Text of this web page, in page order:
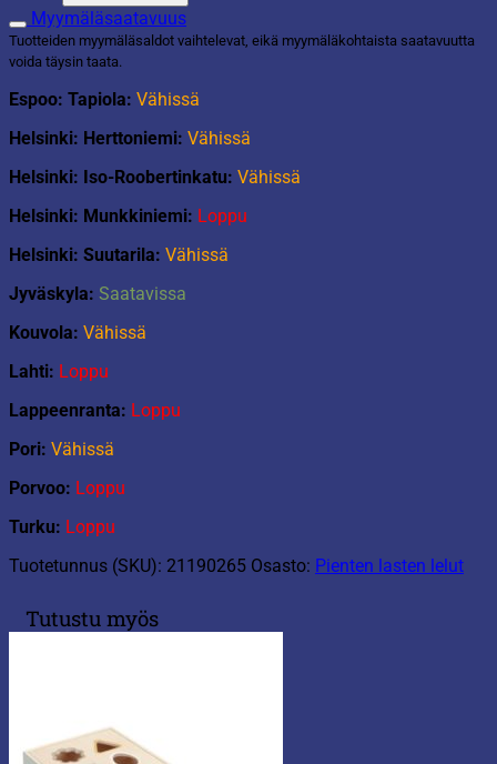
taaperokärry
määrä
Myymäläsaatavuus
Tuotteiden myymäläsaldot vaihtelevat, eikä myymäläkohtaista saatavuutta
voida täysin taata.
Espoo: Tapiola: Vähissä
Helsinki: Herttoniemi: Vähissä
Helsinki: Iso-Roobertinkatu: Vähissä
Helsinki: Munkkiniemi: Loppu
Helsinki: Suutarila: Vähissä
Jyväskyla: Saatavissa
Kouvola: Vähissä
Lahti: Loppu
Lappeenranta: Loppu
Pori: Vähissä
Porvoo: Loppu
Turku: Loppu
Tuotetunnus (SKU): 21190265 Osasto: Pienten lasten lelut
Tutustu myös